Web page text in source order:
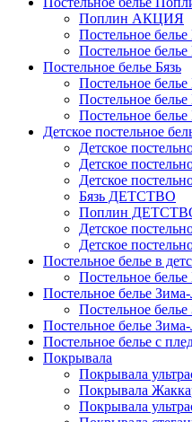
Поплин АКЦИЯ
Постельное
Постельное
Постельное белье Бязь
Постельное
Постельное
Постельное
Детское постельное
Детское
Детское
Детское
Бязь ДЕТСТВО
Поплин
Детское
Детское
Постельное белье в
Постельное
Постельное белье
Постельное
Постельное белье
Постельное белье с
Покрывала
Покрывала
Покрывала
Покрывала